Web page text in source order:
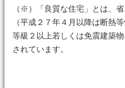
（※）「良質な住宅」とは、
（平成２７年４月以降は断熱
等級２以上若しくは免震建築
されています。